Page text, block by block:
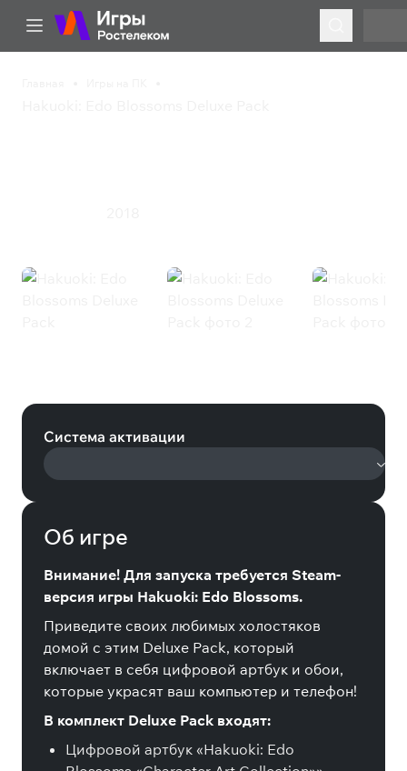
Система активации
Об игре
Внимание! Для запуска требуется Steam-
версия игры Hakuoki: Edo Blossoms.
Приведите своих любимых холостяков
домой с этим Deluxe Pack, который
включает в себя цифровой артбук и обои,
которые украсят ваш компьютер и телефон!
В комплект Deluxe Pack входят:
Цифровой артбук «Hakuoki: Edo